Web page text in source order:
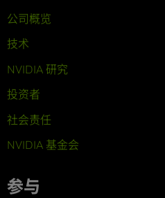
公司概览
技术
NVIDIA 研究
投资者
社会责任
NVIDIA 基金会
参与